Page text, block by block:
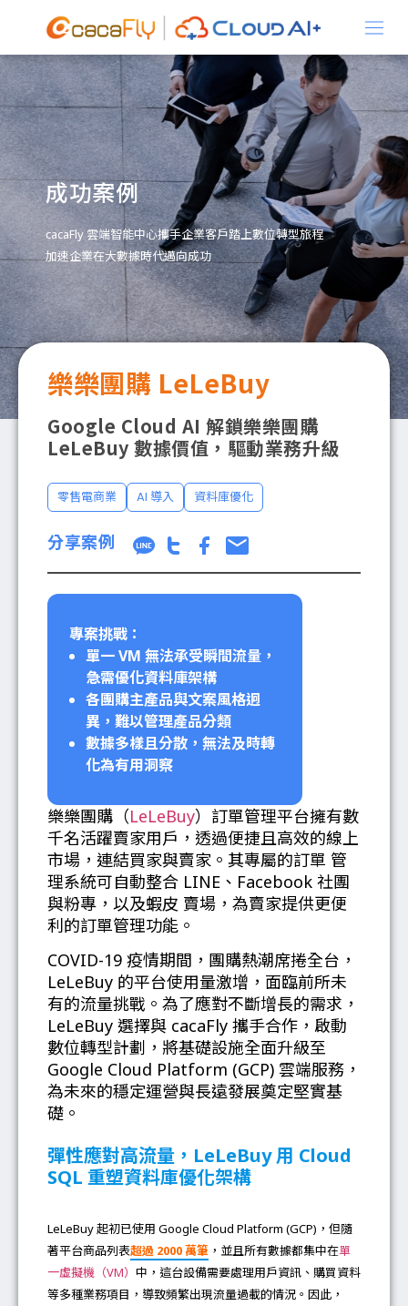
關於我們
產品資訊
解決方案
最新消息
成功案例
部落格
聯絡我們
成功案例
cacaFly 雲端智能中心攜手企業客戶踏上數位轉型旅程
加速企業在大數據時代邁向成功
樂樂團購 LeLeBuy
Google Cloud AI 解鎖樂樂團購
LeLeBuy 數據價值，驅動業務升級
零售電商業 AI 導入 資料庫優化
分享案例
專案挑戰：
單一 VM 無法承受瞬間流量，
急需優化資料庫架構
各團購主產品與文案風格迥
異，難以管理產品分類
數據多樣且分散，無法及時轉
化為有用洞察
樂樂團購（LeLeBuy）訂單管理平台擁有數
千名活躍賣家用戶，透過便捷且高效的線上
市場，連結買家與賣家。其專屬的訂單 管
理系統可自動整合 LINE、Facebook 社團
與粉專，以及蝦皮 賣場，為賣家提供更便
利的訂單管理功能。
COVID-19 疫情期間，團購熱潮席捲全台，
LeLeBuy 的平台使用量激增，面臨前所未
有的流量挑戰。為了應對不斷增長的需求，
LeLeBuy 選擇與 cacaFly 攜手合作，啟動
數位轉型計劃，將基礎設施全面升級至
Google Cloud Platform (GCP) 雲端服務，
為未來的穩定運營與長遠發展奠定堅實基
礎。
彈性應對高流量，LeLeBuy 用 Cloud
SQL 重塑資料庫優化架構
LeLeBuy 起初已使用 Google Cloud Platform (GCP)，但隨
著平台商品列表超過 2000 萬筆 ，並且所有數據都集中在單
一虛擬機（VM） 中，這台設備需要處理用戶資訊、購買資料
等多種業務項目，導致頻繁出現流量過載的情況。因此，